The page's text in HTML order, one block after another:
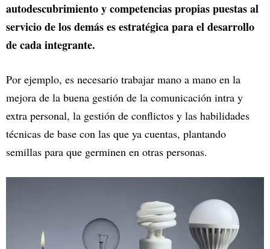
autodescubrimiento y competencias propias puestas al
servicio de los demás es estratégica para el desarrollo
de cada integrante.
Por ejemplo, es necesario trabajar mano a mano en la
mejora de la buena gestión de la comunicación intra y
extra personal, la gestión de conflictos y las habilidades
técnicas de base con las que ya cuentas, plantando
semillas para que germinen en otras personas.